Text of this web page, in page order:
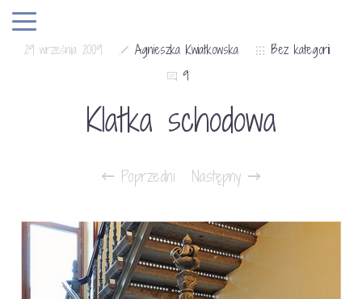
29 września 2009 Agnieszka Kwiatkowska
Bez kategorii
9
Klatka schodowa
Poprzedni Następny